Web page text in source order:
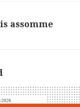
assomme
2026